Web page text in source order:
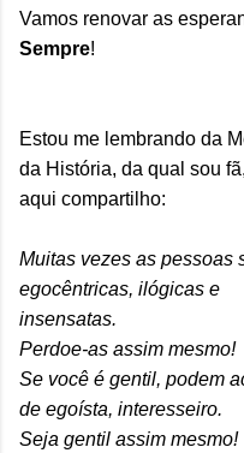
Vamos renovar as
Sempre!
Estou me lembrando da
da História, da qual sou
aqui compartilho:
Muitas vezes as pessoas
egocêntricas, ilógicas e
insensatas.
Perdoe-as assim mesmo!
Se você é gentil, podem
de egoísta, interesseiro.
Seja gentil assim mesmo!